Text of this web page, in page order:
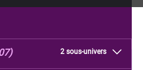
2 sous-univers